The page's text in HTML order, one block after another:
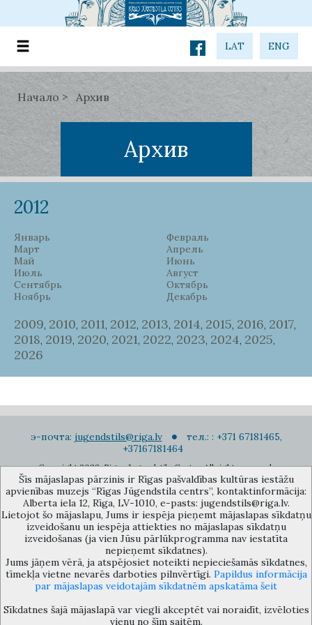
LAT ENG
Начало Архив
Архив
2012
Январь
Февраль
Март
Апрель
Май
Июнь
Июль
Август
Сентябрь
Октябрь
Ноябрь
Декабрь
2009, 2010, 2011, 2012, 2013, 2014, 2015, 2016, 2017,
2018, 2019, 2020, 2021, 2022, 2023, 2024, 2025,
2026
э-почта: jugendstils@riga.lv
тел.: : +371 67181465,
+37167181464
Copyright 2022. Rigas Jugendstila Centrs. All right reserved.
Подписаться на новости
Музей объединения культурных учереждений Рижского
самоуправления «Рижский центр югендстиля», улица Альберта 12,
Рига, LV 1010, Латвия (дверной код: 12), jugendstils@riga.lv
Šīs mājaslapas pārzinis ir Rīgas pašvaldības kultūras iestāžu
apvienības muzejs “Rīgas Jūgendstila centrs”, kontaktinformācija:
Alberta iela 12, Rīga, LV-1010, e-pasts: jugendstils@riga.lv.
Lietojot šo mājaslapu, Jums ir iespēja pieņemt mājaslapas sīkdatņu
izveidošanu un iespēja attiekties no mājaslapas sīkdatņu
izveidošanas (ja vien Jūsu pārlūkprogramma nav iestatīta
nepieņemt sīkdatnes).
Jums jāņem vērā, ja atspējosiet noteikti nepieciešamās sīkdatnes,
tīmekļa vietne nevarēs darboties pilnvērtīgi. Papildus informācija
par mājaslapas veidotajām sīkdatnēm apskatāma šeit
Sīkdatnes šajā mājaslapā var viegli akceptēt vai noraidīt, izvēloties
vienu no šīm saitēm.